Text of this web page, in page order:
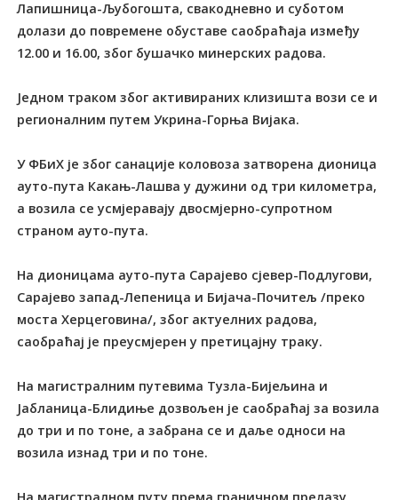
Лапишница-Љубогошта, свакодневно и суботом
долази до повремене обуставе саобраћаја између
12.00 и 16.00, због бушачко минерских радова.
Једном траком због активираних клизишта вози се и
регионалним путем Укрина-Горња Вијака.
У ФБиХ је због санације коловоза затворена дионица
ауто-пута Какањ-Лашва у дужини од три километра,
а возила се усмјеравају двосмјерно-супротном
страном ауто-пута.
На дионицама ауто-пута Сарајево сјевер-Подлугови,
Сарајево запад-Лепеница и Бијача-Почитељ /преко
моста Херцеговина/, због актуелних радова,
саобраћај је преусмјерен у претицајну траку.
На магистралним путевима Тузла-Бијељина и
Јабланица-Блидиње дозвољен је саобраћај за возила
до три и по тоне, а забрана се и даље односи на
возила изнад три и по тоне.